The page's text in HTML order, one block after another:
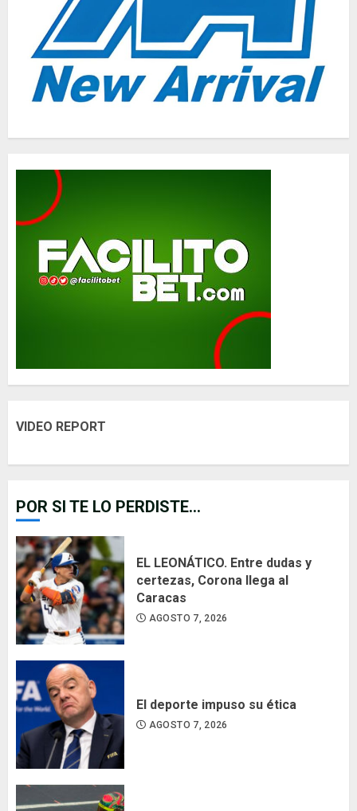
VIDEO REPORT
POR SI TE LO PERDISTE...
EL LEONÁTICO. Entre dudas y
certezas, Corona llega al
Caracas
AGOSTO 7, 2026
El deporte impuso su ética
AGOSTO 7, 2026